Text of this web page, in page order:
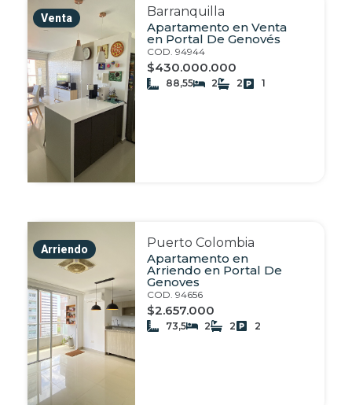
Venta
Barranquilla
Apartamento en Venta
en Portal De Genovés
COD. 94944
$430.000.000
88,55 2 2 1
Arriendo
Puerto Colombia
Apartamento en
Arriendo en Portal De
Genoves
COD. 94656
$2.657.000
73,5 2 2 2